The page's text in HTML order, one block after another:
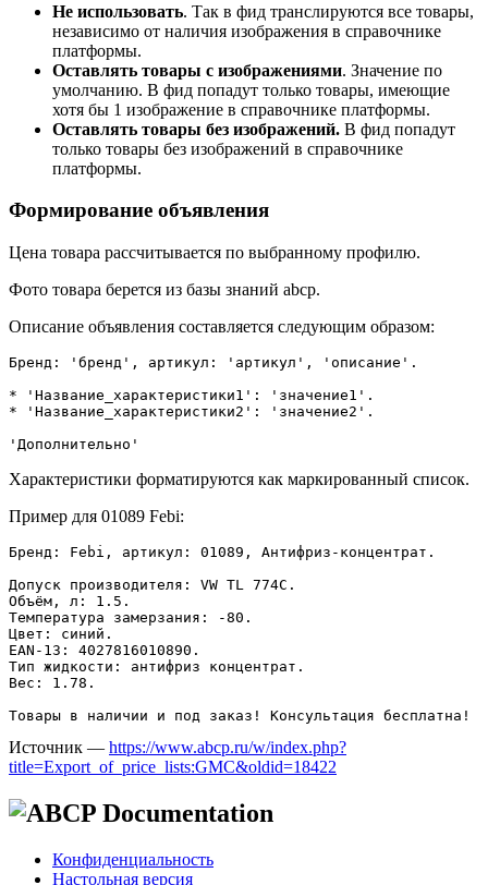
Не использовать. Так в фид транслируются все товары,
независимо от наличия изображения в справочнике
платформы.
Оставлять товары с изображениями. Значение по
умолчанию. В фид попадут только товары, имеющие
хотя бы 1 изображение в справочнике платформы.
Оставлять товары без изображений. В фид попадут
только товары без изображений в справочнике
платформы.
Формирование объявления
Цена товара рассчитывается по выбранному профилю.
Фото товара берется из базы знаний abcp.
Описание объявления составляется следующим образом:
Бренд: 'бренд', артикул: 'артикул', 'описание'.
* 'Название_характеристики1': 'значение1'.
* 'Название_характеристики2': 'значение2'.
Характеристики форматируются как маркированный список.
Пример для 01089 Febi:
Бренд: Febi, артикул: 01089, Антифриз-концентрат.
Допуск производителя: VW TL 774C.
Объём, л: 1.5.
Температура замерзания: -80.
Цвет: синий.
EAN-13: 4027816010890.
Тип жидкости: антифриз концентрат.
Вес: 1.78.
Источник — https://www.abcp.ru/w/index.php?
title=Export_of_price_lists:GMC&oldid=18422
Конфиденциальность
Настольная версия